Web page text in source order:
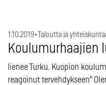
1.10.2019• Taloutta ja
Koulumurhaajien
lienee Turku. Kuopion
reagoinut tervehdykseen"